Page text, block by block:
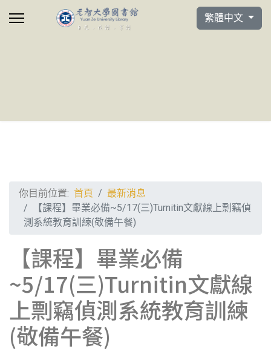
選擇你的語言
繁體中文
你目前位置: 首頁
最新消息
【課程】畢業必備~5/17(三)Turnitin文獻線上剽竊偵
測系統教育訓練(敬備午餐)
【課程】畢業必備
~5/17(三)Turnitin文獻線
上剽竊偵測系統教育訓練
(敬備午餐)